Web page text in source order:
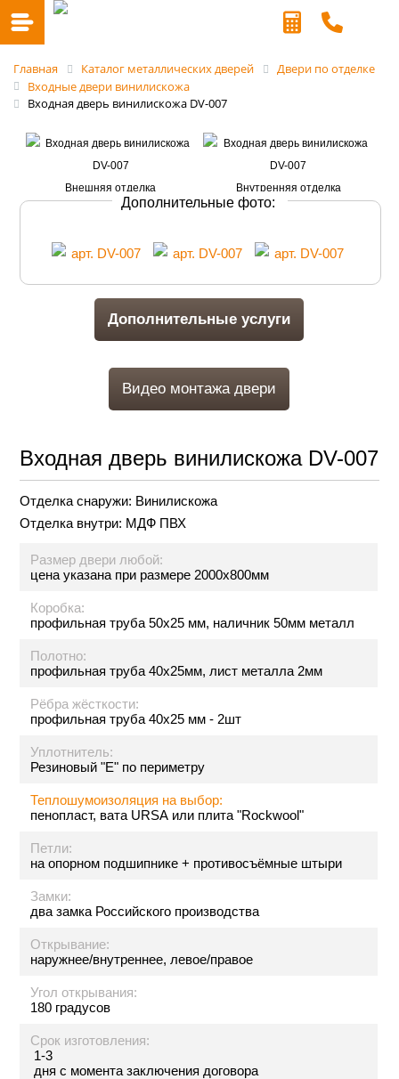
Главная Каталог металлических дверей
Двери по отделке
Входные двери винилискожа
Входная дверь винилискожа DV-007
Дополнительные фото:
Дополнительные услуги
Видео монтажа двери
Входная дверь винилискожа DV-007
Отделка снаружи: Винилискожа
Отделка внутри: МДФ ПВХ
Размер двери любой:
цена указана при размере 2000х800мм
Коробка:
профильная труба 50х25 мм, наличник 50мм металл
Полотно:
профильная труба 40х25мм, лист металла 2мм
Рёбра жёсткости:
профильная труба 40х25 мм - 2шт
Уплотнитель:
Резиновый "Е" по периметру
Теплошумоизоляция на выбор:
пенопласт, вата URSA или плита "Rockwool"
Петли:
на опорном подшипнике + противосъёмные штыри
Замки:
два замка Российского производства
Открывание:
наружнее/внутреннее, левое/правое
Угол открывания:
180 градусов
Срок изготовления:
1-3
дня с момента заключения договора